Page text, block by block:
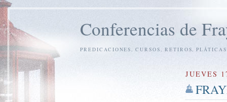
Conferencias de
PREDICACIONES, CURSOS, RETIROS,
JUEVES